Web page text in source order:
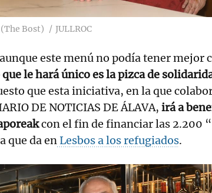
Bost) JULLROC
este menú no podía tener mejor
le hará único es la pizca de
que esta iniciativa, en la que
DE NOTICIAS DE ÁLAVA, irá a
con el fin de financiar las 2.200
que da enLesbos a los refugiados.